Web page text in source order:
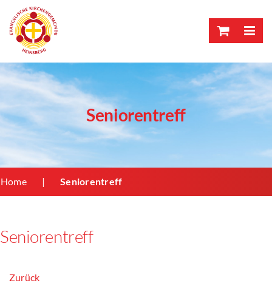
content
Seniorentreff
Home Seniorentreff
Seniorentreff
Zurück